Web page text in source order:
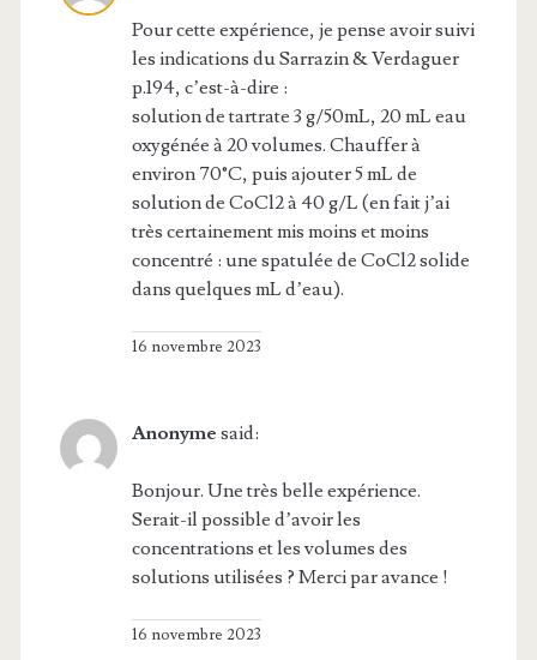
Pour cette expérience, je pense avoir suivi
les indications du Sarrazin & Verdaguer
p.194, c’est-à-dire :
solution de tartrate 3 g/50mL, 20 mL eau
oxygénée à 20 volumes. Chauffer à
environ 70°C, puis ajouter 5 mL de
solution de CoCl2 à 40 g/L (en fait j’ai
très certainement mis moins et moins
concentré : une spatulée de CoCl2 solide
dans quelques mL d’eau).
16 novembre 2023
Anonyme said:
Bonjour. Une très belle expérience.
Serait-il possible d’avoir les
concentrations et les volumes des
solutions utilisées ? Merci par avance !
16 novembre 2023